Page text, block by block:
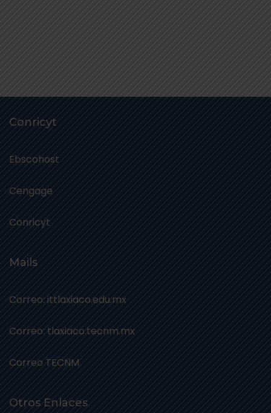
Conricyt
Ebscohost
Cengage
Conricyt
Mails
Correo: ittlaxiaco.edu.mx
Correo: tlaxiaco.tecnm.mx
Correo TECNM
Otros Enlaces